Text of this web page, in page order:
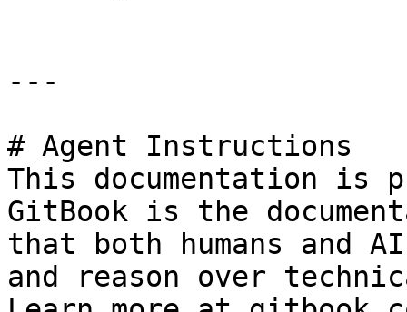
---
# Agent Instructions
This documentation is
GitBook is the
that both humans and
and reason over